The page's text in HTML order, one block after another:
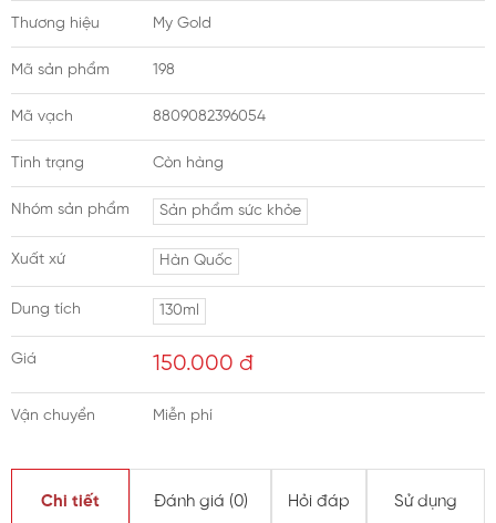
Thương hiệu My Gold
Mã sản phẩm 198
Mã vạch 8809082396054
Tình trạng Còn hàng
Nhóm sản phẩm Sản phẩm sức khỏe
Xuất xứ Hàn Quốc
Dung tích 130ml
Giá 150.000 đ
Vận chuyển Miễn phí
Chi tiết Đánh giá (0) Hỏi đáp Sử dụng